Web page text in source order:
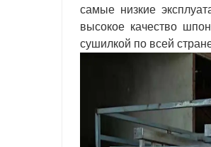
самые низкие
высокое качество
сушилкой по всей